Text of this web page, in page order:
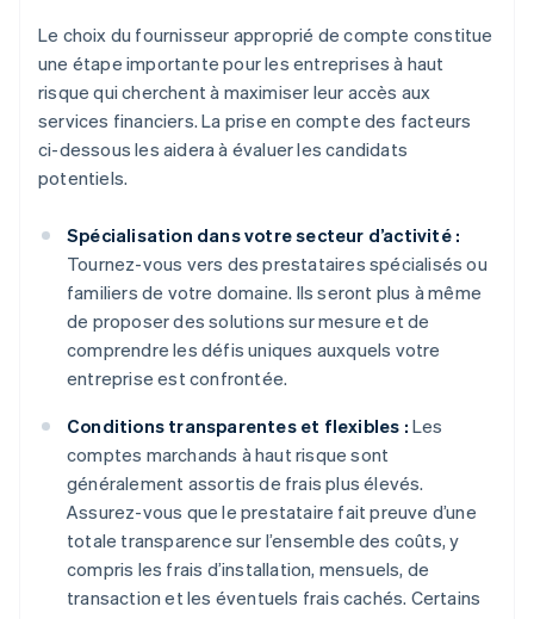
Le choix du fournisseur approprié de compte constitue
une étape importante pour les entreprises à haut
risque qui cherchent à maximiser leur accès aux
services financiers. La prise en compte des facteurs
ci-dessous les aidera à évaluer les candidats
potentiels.
Spécialisation dans votre secteur d’activité :
Tournez-vous vers des prestataires spécialisés ou
familiers de votre domaine. Ils seront plus à même
de proposer des solutions sur mesure et de
comprendre les défis uniques auxquels votre
entreprise est confrontée.
Conditions transparentes et flexibles : Les
comptes marchands à haut risque sont
généralement assortis de frais plus élevés.
Assurez-vous que le prestataire fait preuve d’une
totale transparence sur l’ensemble des coûts, y
compris les frais d’installation, mensuels, de
transaction et les éventuels frais cachés. Certains